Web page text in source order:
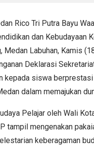
Rico Tri Putra Bayu
dan Kebudayaan
Medan Labuhan, Kamis
Deklarasi
kepada siswa
dalam memajukan
Pelajar oleh Wali
tampil mengenakan
keberagaman